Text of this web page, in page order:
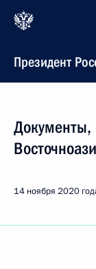
Президент
Документы,
14 ноября 2020